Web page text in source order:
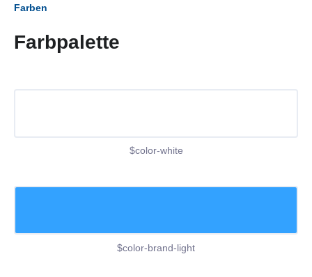
Farben
Farbpalette
$color-white
$color-brand-light